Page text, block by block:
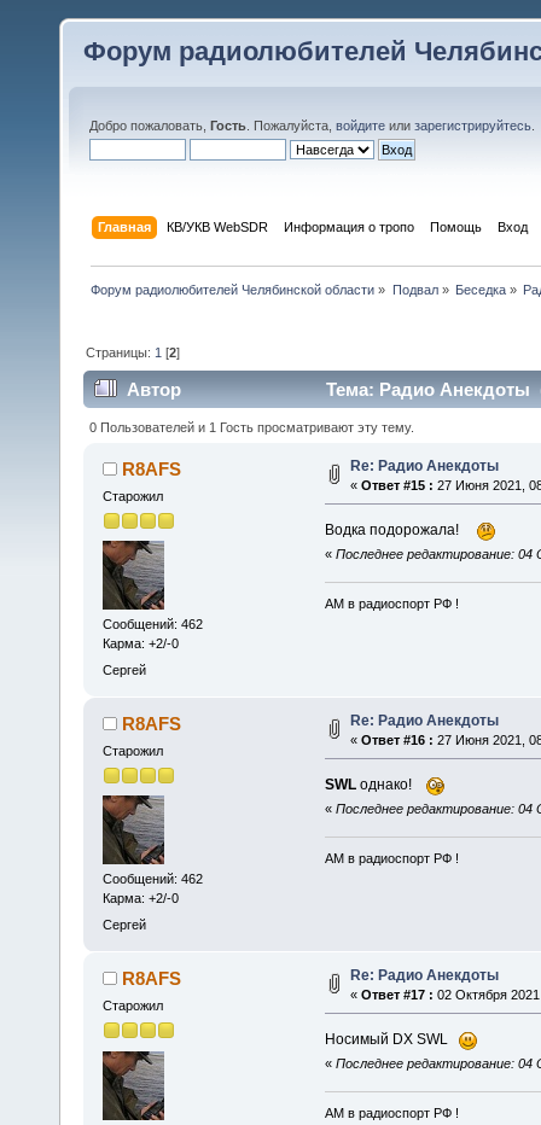
Форум радиолюбителей
Добро пожаловать, Гость . Пожалуйста, войдите или зарегистрируйтесь
Главная КВ/УКВ WebSDR Информация о тропо Помощь Вход
Форум радиолюбителей Челябинской области » Подвал» Беседка»
Страницы: 1 [2]
Автор Тема: Радио Анекдоты
0 Пользователей и 1 Гость просматривают эту тему.
R8AFS
Старожил
Сообщений: 462
Карма: +2/-0
Сергей
Re: Радио Анекдоты
« Ответ #15 : 27 Июня 2021,
Водка подорожала!
« Последнее редактирование:
АМ в радиоспорт РФ !
R8AFS
Старожил
Сообщений: 462
Карма: +2/-0
Сергей
Re: Радио Анекдоты
« Ответ #16 : 27 Июня 2021,
SWLоднако!
« Последнее редактирование:
АМ в радиоспорт РФ !
R8AFS
Старожил
Re: Радио Анекдоты
« Ответ #17 : 02 Октября
Носимый DX SWL
« Последнее редактирование:
АМ в радиоспорт РФ !